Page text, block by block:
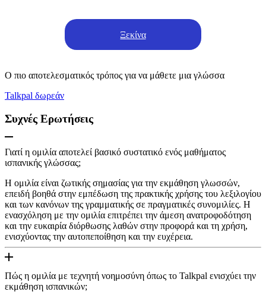
Ξεκίνα
Ο πιο αποτελεσματικός τρόπος για να μάθετε μια γλώσσα
Talkpal δωρεάν
Συχνές Ερωτήσεις
Γιατί η ομιλία αποτελεί βασικό συστατικό ενός μαθήματος
ισπανικής γλώσσας;
Η ομιλία είναι ζωτικής σημασίας για την εκμάθηση γλωσσών,
επειδή βοηθά στην εμπέδωση της πρακτικής χρήσης του λεξιλογίου
και των κανόνων της γραμματικής σε πραγματικές συνομιλίες. Η
ενασχόληση με την ομιλία επιτρέπει την άμεση ανατροφοδότηση
και την ευκαιρία διόρθωσης λαθών στην προφορά και τη χρήση,
ενισχύοντας την αυτοπεποίθηση και την ευχέρεια.
Πώς η ομιλία με τεχνητή νοημοσύνη όπως το Talkpal ενισχύει την
εκμάθηση ισπανικών;